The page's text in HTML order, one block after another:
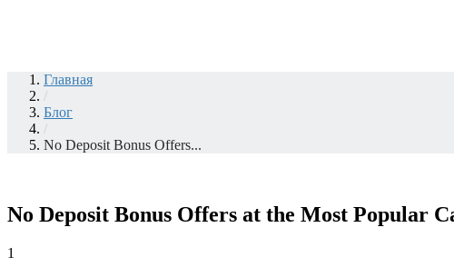
Главная
/
Блог
/
No Deposit Bonus Offers...
No Deposit Bonus Offers at the Most Popular
1